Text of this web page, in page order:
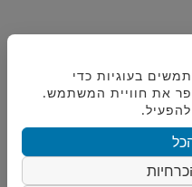
בעוגיות כדי
את חוויית המשתמש.